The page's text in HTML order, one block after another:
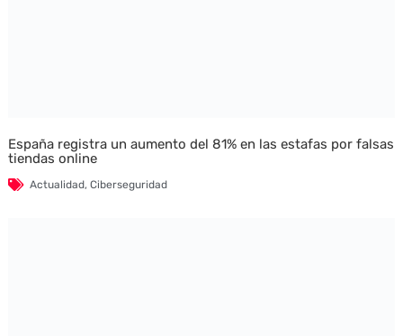
España registra un aumento del 81% en las estafas por falsas
tiendas online
Actualidad, Ciberseguridad